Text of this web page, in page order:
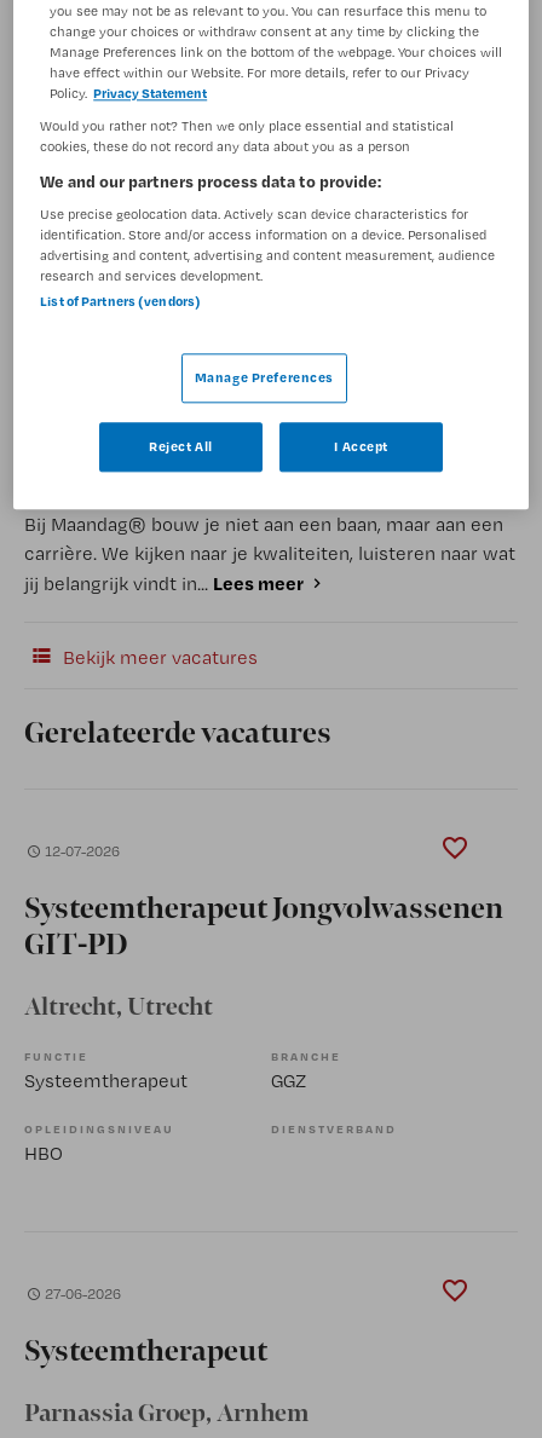
9 juli 2025 WO
ERVARING
Ervaren
DIENSTVERBAND
Vacature niet beschikbaar
Deze vacature Systeemtherapeut Jeugd bij Maandag is
niet meer actueel. Hieronder staan enkele vergelijkbare
vacatures die voor u wellicht interessant zijn.
Bij Maandag® bouw je niet aan een baan, maar aan een
carrière. We kijken naar je kwaliteiten, luisteren naar wat
jij belangrijk vindt in... Lees meer
Bekijk meer vacatures
Gerelateerde vacatures
12-07-2026
Systeemtherapeut Jongvolwassenen
GIT-PD
Altrecht, Utrecht
FUNCTIE
Systeemtherapeut
BRANCHE
GGZ
OPLEIDINGSNIVEAU
HBO
DIENSTVERBAND
27-06-2026
Systeemtherapeut
Parnassia Groep, Arnhem
you see may not be as relevant to you. You can resurface this menu to
change your choices or withdraw consent at any time by clicking the
Manage Preferences link on the bottom of the webpage. Your choices will
have effect within our Website. For more details, refer to our Privacy
Policy. Privacy Statement
Would you rather not? Then we only place essential and statistical
cookies, these do not record any data about you as a person
We and our partners process data to provide:
Use precise geolocation data. Actively scan device characteristics for
identification. Store and/or access information on a device. Personalised
advertising and content, advertising and content measurement, audience
research and services development.
List of Partners (vendors)
Manage Preferences
Reject All I Accept